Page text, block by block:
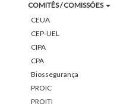
COMITÊS / COMISSÕES
CEUA
CEP-UEL
CIPA
CPA
Biossegurança
PROIC
PROITI